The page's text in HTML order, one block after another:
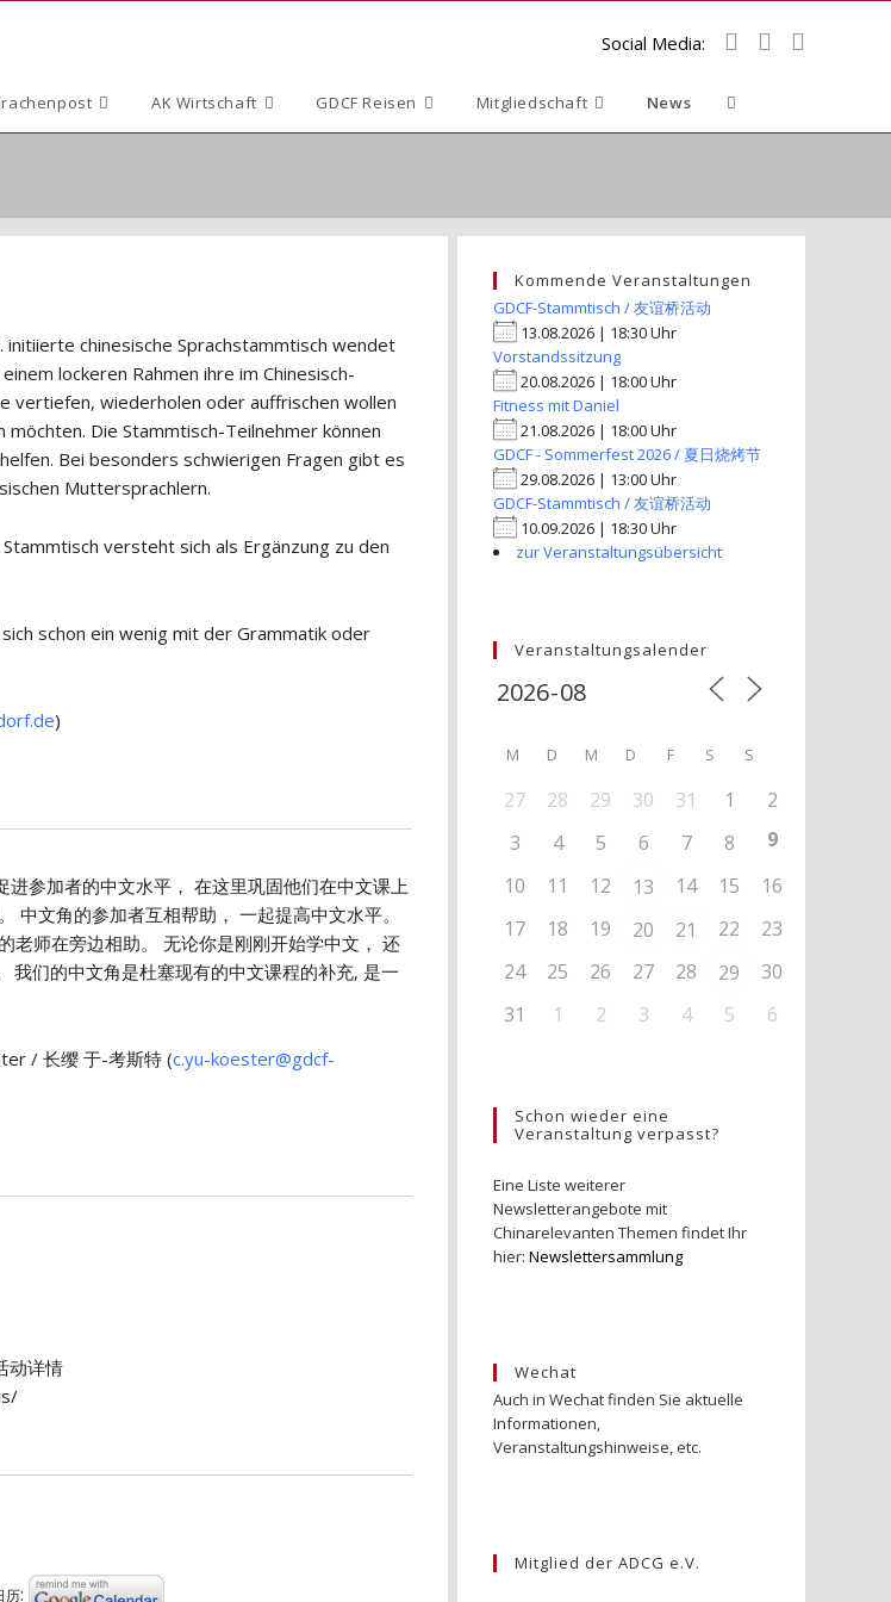
Social Media:
AK Wirtschaft GDCF Reisen Mitgliedschaft News Website-
umschalten
initiierte chinesische Sprachstammtisch wendet
lockeren Rahmen ihre im Chinesisch-
vertiefen, wiederholen oder auffrischen wollen
Die Stammtisch-Teilnehmer können
Bei besonders schwierigen Fragen gibt es
Muttersprachlern.
versteht sich als Ergänzung zu den
schon ein wenig mit der Grammatik oder
)
进参加者的中文水平， 在这里巩固他们在中文课上
中文角的参加者互相帮助， 一起提高中文水平。
老师在旁边相助。 无论你是刚刚开始学中文， 还
我们的中文角是杜塞现有的中文课程的补充, 是一
/ 长缨 于-考斯特 (c.yu-koester@gdcf-
动详情
历:
Kommende Veranstaltungen
GDCF-Stammtisch / 友谊桥活动
13.08.2026 | 18:30 Uhr
Vorstandssitzung
20.08.2026 | 18:00 Uhr
Fitness mit Daniel
21.08.2026 | 18:00 Uhr
GDCF - Sommerfest 2026 / 夏日烧烤节
29.08.2026 | 13:00 Uhr
GDCF-Stammtisch / 友谊桥活动
10.09.2026 | 18:30 Uhr
zur Veranstaltungsübersicht
Veranstaltungsalender
M D M D F S S
27 28 29 30 31 1
2
3
4 5 6 7 8
9
10
11 12 13 14 15
16
17
18 19 20 21 22
23
24
25 26 27 28 29
30
31
1 2 3 4 5 6
Schon wieder eine
Veranstaltung verpasst?
Eine Liste weiterer
Newsletterangebote mit
Chinarelevanten Themen findet Ihr
hier: Newslettersammlung
Wechat
Auch in Wechat finden Sie aktuelle
Informationen,
Veranstaltungshinweise, etc.
Mitglied der ADCG e.V.